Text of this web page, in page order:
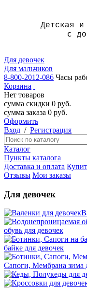
Детская и
с
Для девочек
Для мальчиков
8-800-2012-086 Часы
Корзина
Нет товаров
сумма скидки 0 руб.
сумма заказа 0 руб.
Оформить
Вход / Регистрация
Каталог
Пункты каталога
Доставка и оплата
Отзывы Мои заказы
Для девочек
обувь для девочек
байке для девочек
Сапоги, Мембрана зима